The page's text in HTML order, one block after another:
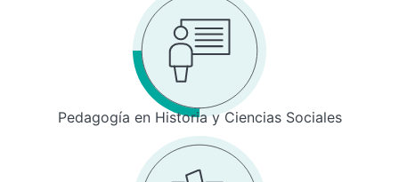
Pedagogía en Historia y Ciencias Sociales